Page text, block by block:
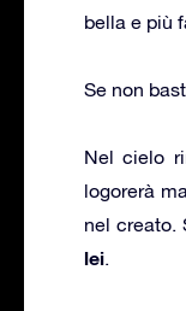
bella e più
Se non
Nel cielo
logorerà
nel creato.
lei.